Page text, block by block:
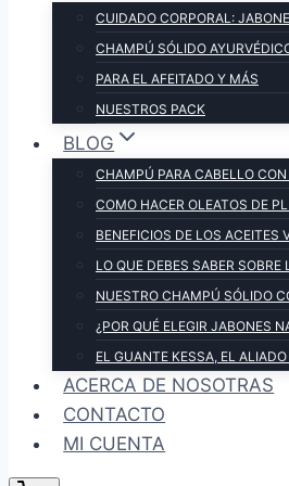
CUIDADO CORPORAL:
CHAMPÚ SÓLIDO
PARA EL AFEITADO Y MÁS
NUESTROS PACK
BLOG
CHAMPÚ PARA CABELLO
COMO HACER OLEATOS DE
BENEFICIOS DE LOS ACEITES
LO QUE DEBES SABER
NUESTRO CHAMPÚ SÓLIDO
¿POR QUÉ ELEGIR JABONES
EL GUANTE KESSA, EL
ACERCA DE NOSOTRAS
CONTACTO
MI CUENTA